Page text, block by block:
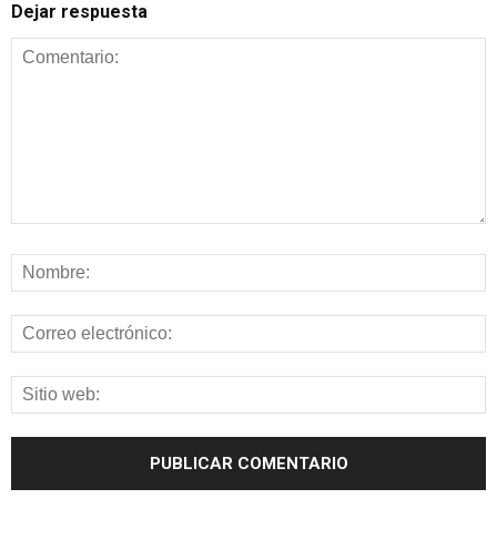
Dejar respuesta